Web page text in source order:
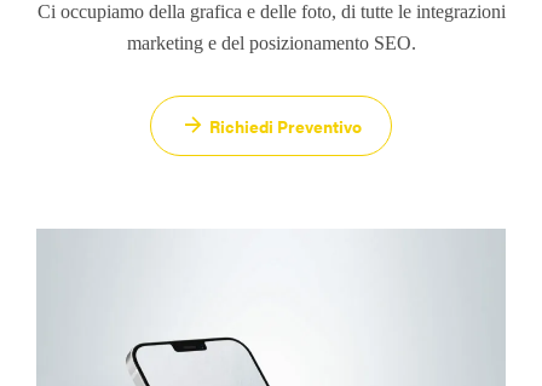
Ci occupiamo della grafica e delle foto, di tutte le integrazioni
marketing e del posizionamento SEO.
Richiedi Preventivo